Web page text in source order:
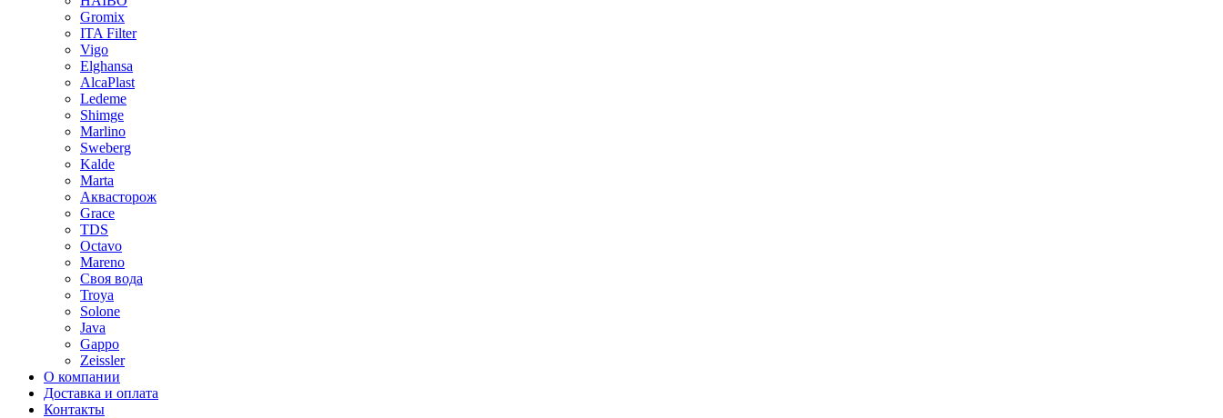
Gromix
ITA Filter
Vigo
Elghansa
AlcaPlast
Ledeme
Shimge
Marlino
Sweberg
Kalde
Marta
Аквасторож
Grace
TDS
Octavo
Mareno
Своя вода
Troya
Solone
Java
Gappo
Zeissler
О компании
Доставка и оплата
Контакты